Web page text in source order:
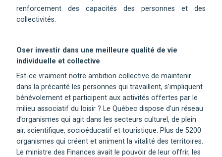
renforcement des capacités des personnes et des
collectivités.
Oser investir dans une meilleure qualité de vie
individuelle et collective
Est-ce vraiment notre ambition collective de maintenir
dans la précarité les personnes qui travaillent, s’impliquent
bénévolement et participent aux activités offertes par le
milieu associatif du loisir ? Le Québec dispose d’un réseau
d’organismes qui agit dans les secteurs culturel, de plein
air, scientifique, socioéducatif et touristique. Plus de 5200
organismes qui créent et animent la vitalité des territoires.
Le ministre des Finances avait le pouvoir de leur offrir, les